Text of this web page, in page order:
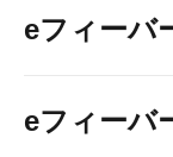
eフィーバ
eフィーバ